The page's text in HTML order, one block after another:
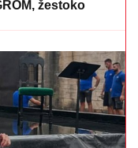
POSAO"Poznata
pa vratila
fotka